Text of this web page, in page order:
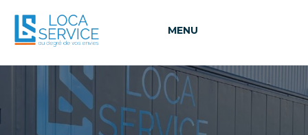
MENU